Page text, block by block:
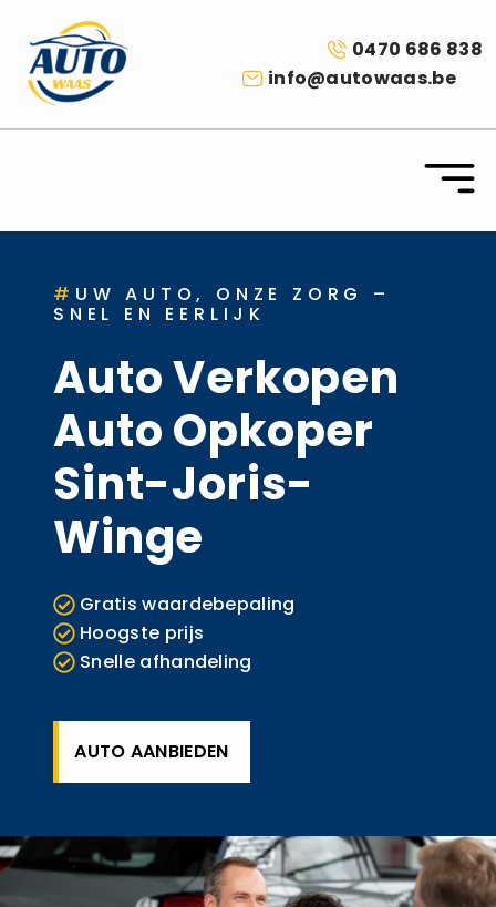
0470 686 838
info@autowaas.be
# UW AUTO, ONZE ZORG –
SNEL EN EERLIJK
Auto Verkopen
Auto Opkoper
Sint-Joris-
Winge
Gratis waardebepaling
Hoogste prijs
Snelle afhandeling
AUTO AANBIEDEN